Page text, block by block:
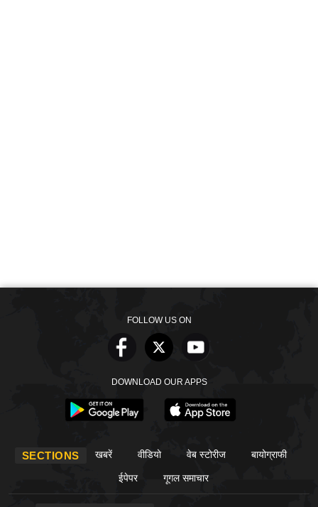
FOLLOW US ON
DOWNLOAD OUR APPS
SECTIONS खबरें वीडियो वेब स्टोरीज बायोग्राफी
ईपेपर गूगल समाचार